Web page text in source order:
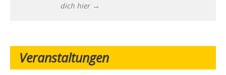
dich hier →
Veranstaltungen